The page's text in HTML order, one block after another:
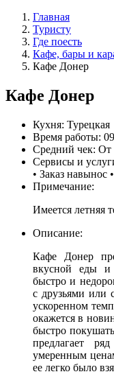
Главная
Туристу
Где поесть
Кафе, бары и
Кафе Донер
Кафе Донер
Кухня: Турецкая
Время работы:
Средний чек: От
Сервисы и
• Заказ навынос
Примечание:
Имеется летняя
Описание:
Кафе Донер
вкусной еды и
быстро и
с друзьями или
ускоренном
окажется в
быстро
предлагает
умеренным
ее легко было